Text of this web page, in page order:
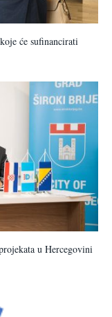
će sufinancirati
u Hercegovini